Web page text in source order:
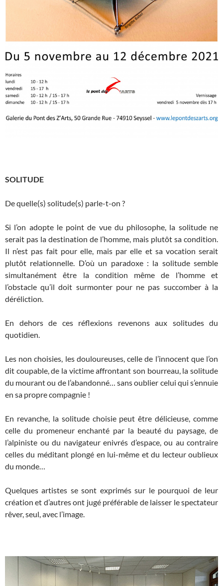
SOLITUDE
De quelle(s) solitude(s) parle-t-on ?
Si l’on adopte le point de vue du philosophe, la solitude ne
serait pas la destination de l’homme, mais plutôt sa condition.
Il n’est pas fait pour elle, mais par elle et sa vocation serait
plutôt relationnelle. D’où un paradoxe : la solitude semble
simultanément être la condition même de l’homme et
l’obstacle qu’il doit surmonter pour ne pas succomber à la
déréliction.
En dehors de ces réflexions revenons aux solitudes du
quotidien.
Les non choisies, les douloureuses, celle de l’innocent que l’on
dit coupable, de la victime affrontant son bourreau, la solitude
du mourant ou de l’abandonné… sans oublier celui qui s’ennuie
en sa propre compagnie !
En revanche, la solitude choisie peut être délicieuse, comme
celle du promeneur enchanté par la beauté du paysage, de
l’alpiniste ou du navigateur enivrés d’espace, ou au contraire
celles du méditant plongé en lui-même et du lecteur oublieux
du monde…
Quelques artistes se sont exprimés sur le pourquoi de leur
création et d’autres ont jugé préférable de laisser le spectateur
rêver, seul, avec l’image.